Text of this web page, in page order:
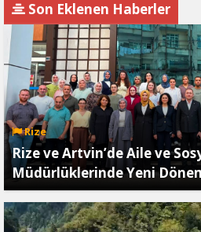
Son Eklenen Haberler
Rize
Rize ve Artvin’de Aile ve
Müdürlüklerinde Yeni